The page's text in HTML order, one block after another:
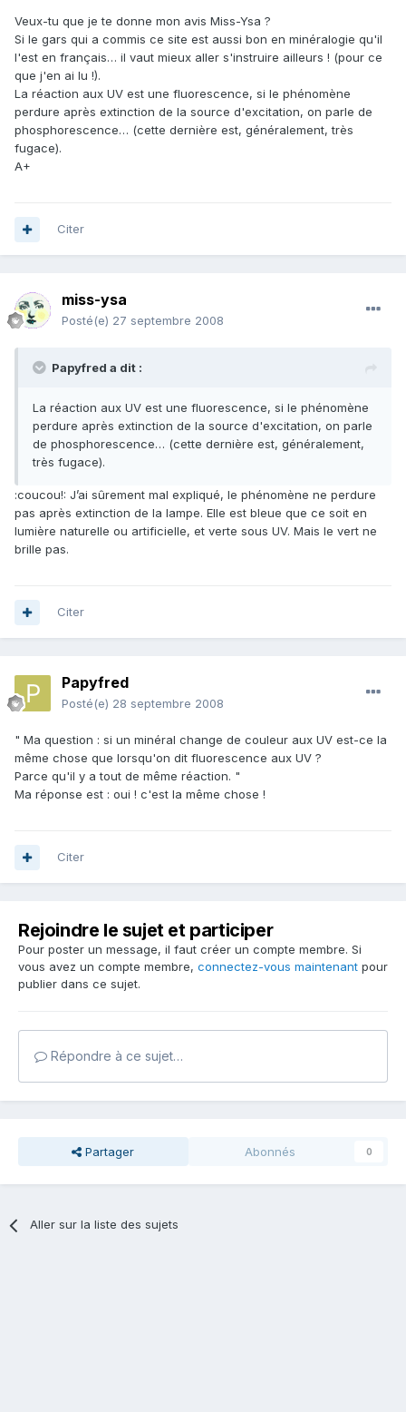
Veux-tu que je te donne mon avis Miss-Ysa ?
Si le gars qui a commis ce site est aussi bon en minéralogie qu'il
l'est en français… il vaut mieux aller s'instruire ailleurs ! (pour ce
que j'en ai lu !).
La réaction aux UV est une fluorescence, si le phénomène
perdure après extinction de la source d'excitation, on parle de
phosphorescence… (cette dernière est, généralement, très
fugace).
A+
Citer
miss-ysa
Posté(e) 27 septembre 2008
Papyfred a dit :
La réaction aux UV est une fluorescence, si le phénomène
perdure après extinction de la source d'excitation, on parle
de phosphorescence… (cette dernière est, généralement,
très fugace).
:coucou!: J’ai sûrement mal expliqué, le phénomène ne perdure
pas après extinction de la lampe. Elle est bleue que ce soit en
lumière naturelle ou artificielle, et verte sous UV. Mais le vert ne
brille pas.
Citer
Papyfred
Posté(e) 28 septembre 2008
" Ma question : si un minéral change de couleur aux UV est-ce la
même chose que lorsqu'on dit fluorescence aux UV ?
Parce qu'il y a tout de même réaction. "
Ma réponse est : oui ! c'est la même chose !
Citer
Rejoindre le sujet et participer
Pour poster un message, il faut créer un compte membre. Si
vous avez un compte membre, connectez-vous maintenant pour
publier dans ce sujet.
Répondre à ce sujet…
Partager Abonnés 0
Aller sur la liste des sujets